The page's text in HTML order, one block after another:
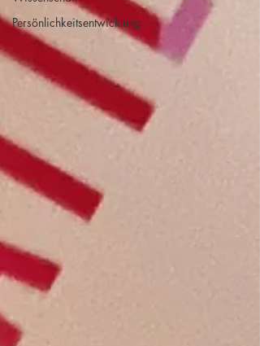
Persönlichkeitsentwicklung